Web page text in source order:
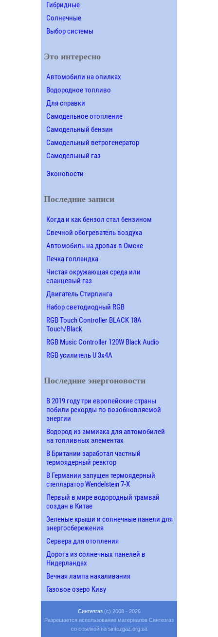
Гибридные
Солнечные
Выбор системы
Это интересно
Автомобили на опилках
Водородное топливо
Для справки
Самодельное отопление
Самодельный бензин
Самодельный ветрогенератор
Самодельный газ
Эконовости
Последние записи
Когда и как бензол стал бензином
Свечной обогреватель воздуха
Автомобиль на дровах в Омске
Печка голландка
Чистая окружающая среда или
сланцевый газ
Двигатель Стирлинга
Набор светодиодный RGB
RGB Touch Controller BLACK 18A
Touch/Black
RGB Music Controller 120W Black Audio
RGB усилитель U 3х4A
Последние энергоновости
В 2019 году три европейские страны
побили рекорды по возобновляемой
энергии
Водород из аммиака для автомобилей
на топливных элементах
В Британии заработал частный
термоядерный реактор
В Германии запущен термоядерный
стелларатор Wendelstein 7-X
Первый в мире водородный трамвай
создан в Китае
Зеленые крыши и солнечные панели для
энергосбережения
Сервера для отопления
Дорога из солнечных панелей в
Нидерландах
Вечная лампа накаливания
Газовое озеро Киву
Синтезгаз(c) 2008 - 2026
Разрешается использование материалов Синтезгаз
со ссылкой на sintezgaz.org.ua